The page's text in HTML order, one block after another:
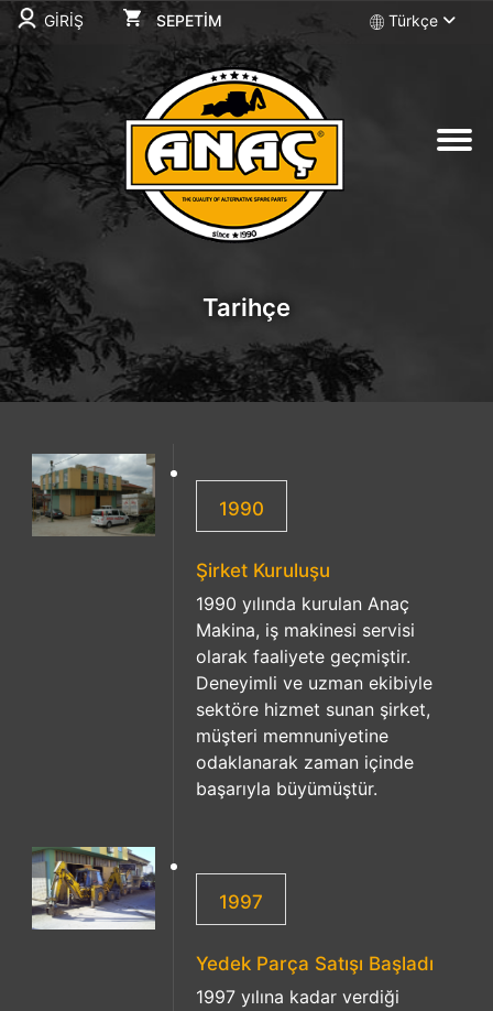
GİRİŞ SEPETİM Türkçe
SEPETİM
Sepetiniz Boş
Tarihçe
1990
Şirket Kuruluşu
1990 yılında kurulan Anaç
Makina, iş makinesi servisi
olarak faaliyete geçmiştir.
Deneyimli ve uzman ekibiyle
sektöre hizmet sunan şirket,
müşteri memnuniyetine
odaklanarak zaman içinde
başarıyla büyümüştür.
1997
Yedek Parça Satışı Başladı
1997 yılına kadar verdiği